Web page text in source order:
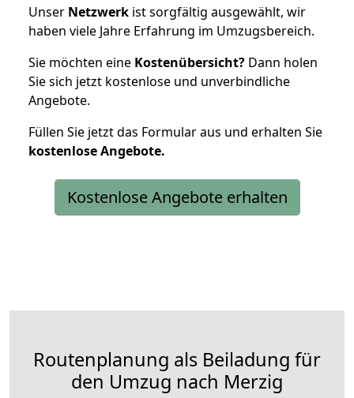
Unser Netzwerk ist sorgfältig ausgewählt, wir
haben viele Jahre Erfahrung im Umzugsbereich.
Sie möchten eine Kostenübersicht? Dann holen
Sie sich jetzt kostenlose und unverbindliche
Angebote.
Füllen Sie jetzt das Formular aus und erhalten Sie
kostenloseAngebote.
Kostenlose Angebote erhalten
Routenplanung als Beiladung für
den Umzug nach Merzig